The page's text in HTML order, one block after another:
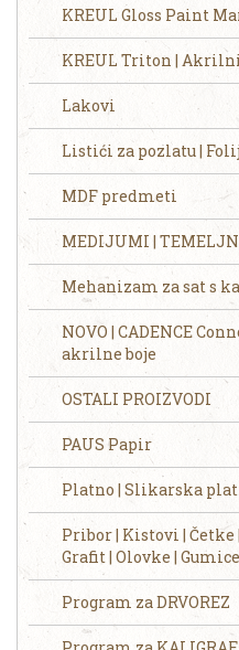
KREUL Gloss Paint
KREUL Triton |
Lakovi
Listići za pozlatu |
MDF predmeti
MEDIJUMI |
Mehanizam za sat s
NOVO | CADENCE
akrilne boje
OSTALI PROIZVODI
PAUS Papir
Platno | Slikarska
Pribor | Kistovi | Četke
Grafit | Olovke | Gumice
Program za DRVOREZ